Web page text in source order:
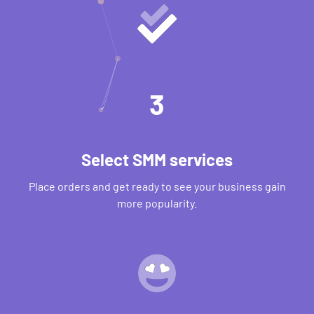
3
Select SMM services
Place orders and get ready to see your business gain
more popularity.